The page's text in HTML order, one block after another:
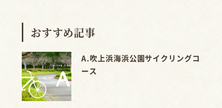
おすすめ記事
A.吹上浜海浜公園サイクリングコ
ース